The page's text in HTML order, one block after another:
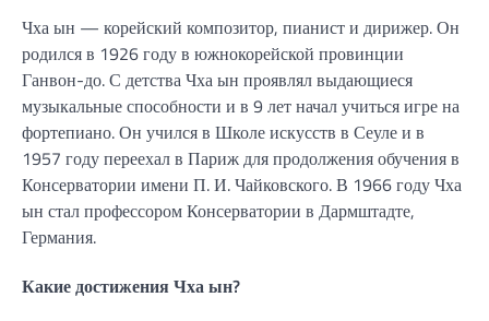
Чха ын — корейский композитор, пианист и дирижер. Он
родился в 1926 году в южнокорейской провинции
Ганвон-до. С детства Чха ын проявлял выдающиеся
музыкальные способности и в 9 лет начал учиться игре на
фортепиано. Он учился в Школе искусств в Сеуле и в
1957 году переехал в Париж для продолжения обучения в
Консерватории имени П. И. Чайковского. В 1966 году Чха
ын стал профессором Консерватории в Дармштадте,
Германия.
Какие достижения Чха ын?